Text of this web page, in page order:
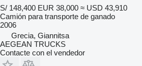
S/ 148,400 EUR 38,000 ≈ USD 43,910
Camión para transporte de ganado
2006
Grecia, Giannitsa
AEGEAN TRUCKS
Contacte con el vendedor